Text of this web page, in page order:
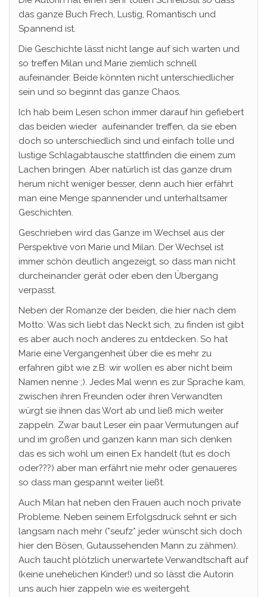
das ganze Buch Frech, Lustig, Romantisch und
Spannend ist.
Die Geschichte lässt nicht lange auf sich warten und
so treffen Milan und Marie ziemlich schnell
aufeinander. Beide könnten nicht unterschiedlicher
sein und so beginnt das ganze Chaos.
Ich hab beim Lesen schon immer darauf hin gefiebert
das beiden wieder aufeinander treffen, da sie eben
doch so unterschiedlich sind und einfach tolle und
lustige Schlagabtausche stattfinden die einem zum
Lachen bringen. Aber natürlich ist das ganze drum
herum nicht weniger besser, denn auch hier erfährt
man eine Menge spannender und unterhaltsamer
Geschichten.
Geschrieben wird das Ganze im Wechsel aus der
Perspektive von Marie und Milan. Der Wechsel ist
immer schön deutlich angezeigt, so dass man nicht
durcheinander gerät oder eben den Übergang
verpasst.
Neben der Romanze der beiden, die hier nach dem
Motto: Was sich liebt das Neckt sich, zu finden ist gibt
es aber auch noch anderes zu entdecken. So hat
Marie eine Vergangenheit über die es mehr zu
erfahren gibt wie z.B: wir wollen es aber nicht beim
Namen nenne ;). Jedes Mal wenn es zur Sprache kam,
zwischen ihren Freunden oder ihren Verwandten
würgt sie ihnen das Wort ab und ließ mich weiter
zappeln. Zwar baut Leser ein paar Vermutungen auf
und im großen und ganzen kann man sich denken
das es sich wohl um einen Ex handelt (tut es doch
oder???) aber man erfährt nie mehr oder genaueres
so dass man gespannt weiter ließt.
Auch Milan hat neben den Frauen auch noch private
Probleme. Neben seinem Erfolgsdruck sehnt er sich
langsam nach mehr (*seufz* jeder wünscht sich doch
hier den Bösen, Gutaussehenden Mann zu zähmen).
Auch taucht plötzlich unerwartete Verwandtschaft auf
(keine unehelichen Kinder!) und so lässt die Autorin
uns auch hier zappeln wie es weitergeht.